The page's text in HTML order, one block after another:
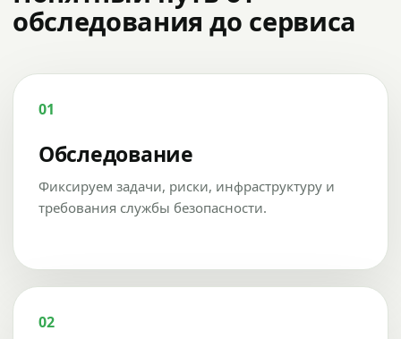
обследования до сервиса
01
Обследование
Фиксируем задачи, риски, инфраструктуру и
требования службы безопасности.
02